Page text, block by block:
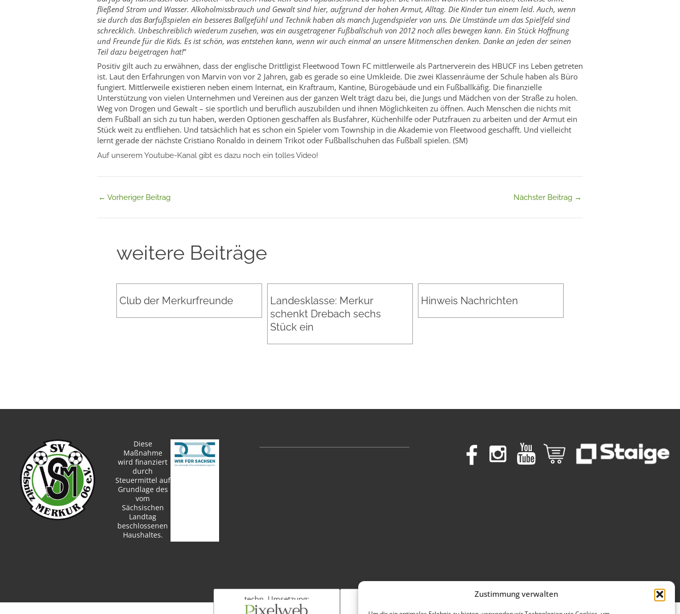
Zustimmung verwalten
fließend Strom und Wasser. Alkoholmissbrauch und Gewalt sind hier, aufgrund der hohen Armut, Alltag. Die Kinder tun einem leid. Auch, wenn
sie durch das Barfußspielen ein besseres Ballgefühl und Technik haben als manch Jugendspieler von uns. Die Umstände um das Spielfeld sind
schrecklich. Unbeschreiblich wiederum zusehen, was ein ausgetragener Fußballschuh von 2012 noch alles bewegen kann. Ein Stück Hoffnung
und Freunde für die Kids. Es ist schön, was entstehen kann, wenn wir auch einmal an unsere Mitmenschen denken. Danke an jeden der seinen
Teil dazu beigetragen hat!”
Positiv gilt auch zu erwähnen, dass der englische Drittligist Fleetwood Town FC mittlerweile als Partnerverein des HBUCF ins Leben getreten
ist. Laut den Erfahrungen von Marvin von vor 2 Jahren, gab es gerade so eine Umkleide. Die zwei Klassenräume der Schule haben als Büro
fungiert. Mittlerweile existieren neben einem Internat, ein Kraftraum, Kantine, Bürogebäude und ein Fußballkäfig. Die finanzielle
Unterstützung von vielen Unternehmen und Vereinen aus der ganzen Welt trägt dazu bei, die Jungs und Mädchen von der Straße zu holen.
Weg von Drogen und Gewalt – sie sportlich und beruflich auszubilden und ihnen Möglichkeiten zu öffnen. Auch Menschen die nichts mit
dem Fußball an sich zu tun haben, werden Optionen geschaffen als Busfahrer, Küchenhilfe oder Putzfrauen zu arbeiten und der Armut ein
Stück weit zu entfliehen. Und tatsächlich hat es schon ein Spieler vom Township in die Akademie von Fleetwood geschafft. Und vielleicht
lernt gerade der nächste Cristiano Ronaldo in deinem Trikot oder Fußballschuhen das Fußball spielen. (SM)
Auf unserem Youtube-Kanal gibt es dazu noch ein tolles Video!
← Vorheriger Beitrag Nächster Beitrag →
weitere Beiträge
Club der Merkurfreunde
Landesklasse: Merkur
schenkt Drebach sechs
Stück ein
Hinweis Nachrichten
Diese
Maßnahme
wird finanziert
durch
Steuermittel auf
Grundlage des
vom
Sächsischen
Landtag
beschlossenen
Haushaltes.
techn. Umsetzung: